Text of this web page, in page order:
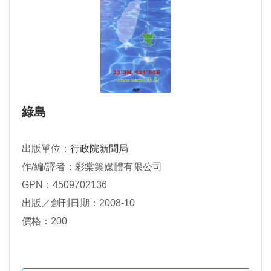
綠島
出版單位： 行政院新聞局
作/編/譯者：彩棠築媒體有限公司
GPN：4509702136
出版／創刊日期：2008-10
價格：200